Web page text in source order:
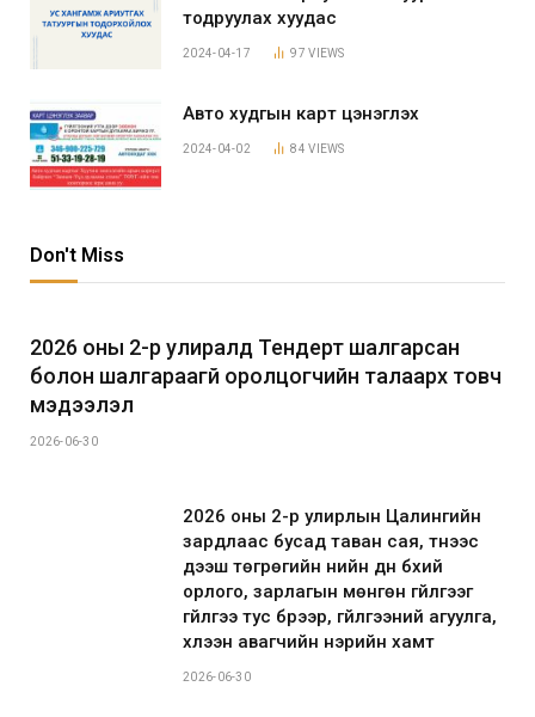
тодруулах хуудас
2024-04-17 97VIEWS
Авто худгын карт цэнэглэх
2024-04-02 84VIEWS
Don't Miss
2026 оны 2-р улиралд Тендерт шалгарсан
болон шалгараагүй оролцогчийн талаарх товч
мэдээлэл
2026-06-30
2026 оны 2-р улирлын Цалингийн
зардлаас бусад таван сая, түүнээс
дээш төгрөгийн үнийн дүн бүхий
орлого, зарлагын мөнгөн гүйлгээг
гүйлгээ тус бүрээр, гүйлгээний агуулга,
хүлээн авагчийн нэрийн хамт
2026-06-30